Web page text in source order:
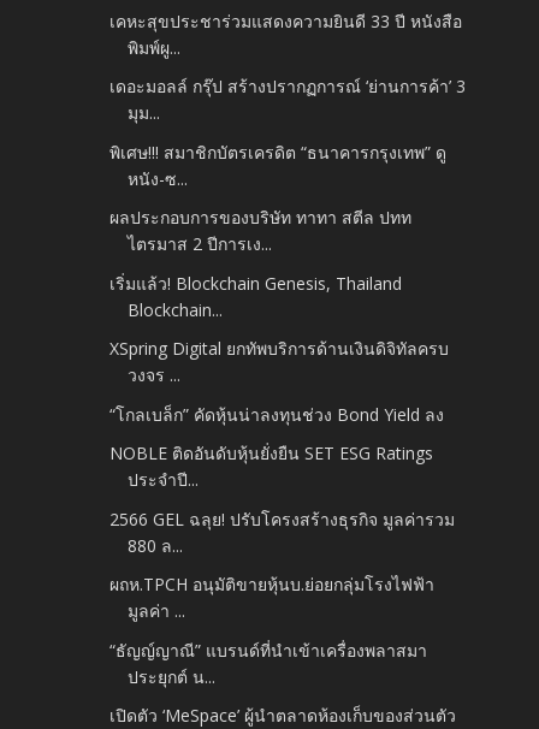
เคหะสุขประชาร่วมแสดงความยินดี 33 ปี หนังสือ
พิมพ์ผู...
เดอะมอลล์ กรุ๊ป สร้างปรากฏการณ์ ‘ย่านการค้า’ 3
มุม...
พิเศษ!!! สมาชิกบัตรเครดิต “ธนาคารกรุงเทพ” ดู
หนัง-ซ...
ผลประกอบการของบริษัท ทาทา สตีล ปทท
ไตรมาส 2 ปีการเง...
เริ่มแล้ว! Blockchain Genesis, Thailand
Blockchain...
XSpring Digital ยกทัพบริการด้านเงินดิจิทัลครบ
วงจร ...
“โกลเบล็ก” คัดหุ้นน่าลงทุนช่วง Bond Yield ลง
NOBLE ติดอันดับหุ้นยั่งยืน SET ESG Ratings
ประจำปี...
2566 GEL ฉลุย! ปรับโครงสร้างธุรกิจ มูลค่ารวม
880 ล...
ผถห.TPCH อนุมัติขายหุ้นบ.ย่อยกลุ่มโรงไฟฟ้า
มูลค่า ...
“ธัญญ์ญาณี” แบรนด์ที่นำเข้าเครื่องพลาสมา
ประยุกต์ น...
เปิดตัว ‘MeSpace’ ผู้นำตลาดห้องเก็บของส่วนตัว